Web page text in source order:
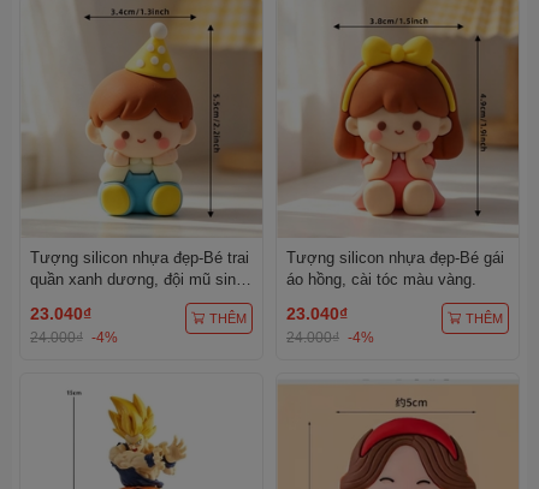
Tượng silicon nhựa đẹp-Bé trai
quần xanh dương, đội mũ sinh
nhật màu vàng chấm trắng.
23.040₫
24.000₫ -4%
THÊM
Tượng silicon nhựa đẹp-Bé gái
áo hồng, cài tóc màu vàng.
23.040₫
24.000₫ -4%
THÊM